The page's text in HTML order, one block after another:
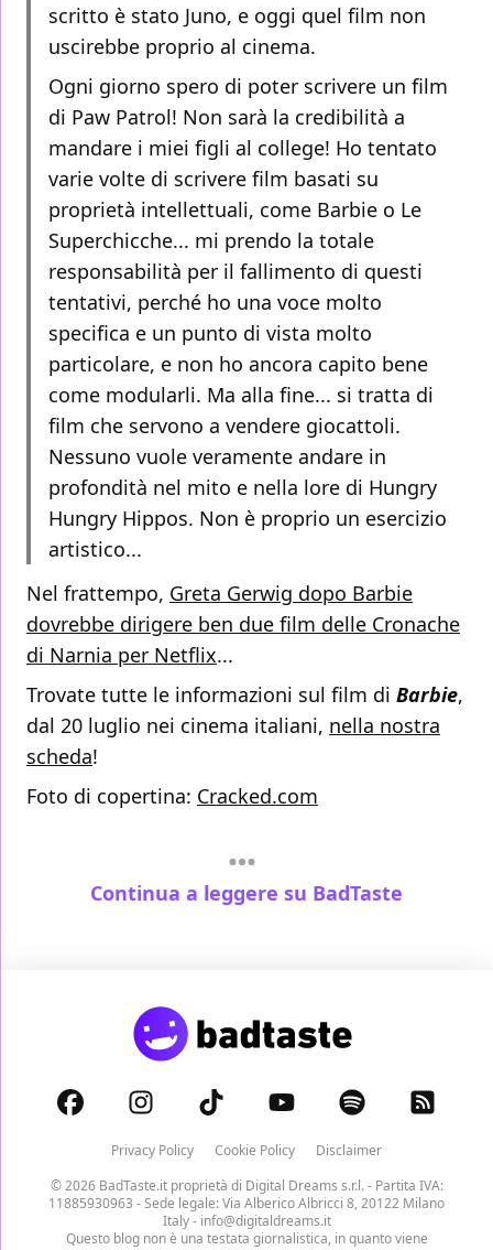
scritto è stato Juno, e oggi quel film non
uscirebbe proprio al cinema.
Ogni giorno spero di poter scrivere un film
di Paw Patrol! Non sarà la credibilità a
mandare i miei figli al college! Ho tentato
varie volte di scrivere film basati su
proprietà intellettuali, come Barbie o Le
Superchicche... mi prendo la totale
responsabilità per il fallimento di questi
tentativi, perché ho una voce molto
specifica e un punto di vista molto
particolare, e non ho ancora capito bene
come modularli. Ma alla fine... si tratta di
film che servono a vendere giocattoli.
Nessuno vuole veramente andare in
profondità nel mito e nella lore di Hungry
Hungry Hippos. Non è proprio un esercizio
artistico...
Nel frattempo, Greta Gerwig dopo Barbie
dovrebbe dirigere ben due film delle Cronache
di Narnia per Netflix...
Trovate tutte le informazioni sul film di Barbie,
dal 20 luglio nei cinema italiani, nella nostra
scheda!
Foto di copertina: Cracked.com
Continua a leggere su BadTaste
Privacy Policy Cookie Policy
Disclaimer
© 2026 BadTaste.it proprietà di Digital Dreams s.r.l.- Partita IVA:
11885930963 - Sede legale: Via Alberico Albricci 8, 20122 Milano
Italy - info@digitaldreams.it
Questo blog non è una testata giornalistica, in quanto viene